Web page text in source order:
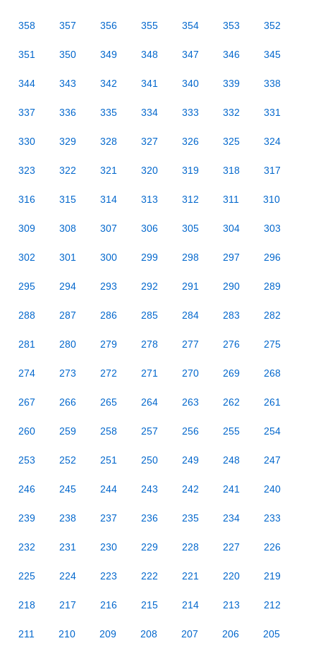
358 357 356 355 354 353 352
351 350 349 348 347 346 345
344 343 342 341 340 339 338
337 336 335 334 333 332 331
330 329 328 327 326 325 324
323 322 321 320 319 318 317
316 315 314 313 312 311 310
309 308 307 306 305 304 303
302 301 300 299 298 297 296
295 294 293 292 291 290 289
288 287 286 285 284 283 282
281 280 279 278 277 276 275
274 273 272 271 270 269 268
267 266 265 264 263 262 261
260 259 258 257 256 255 254
253 252 251 250 249 248 247
246 245 244 243 242 241 240
239 238 237 236 235 234 233
232 231 230 229 228 227 226
225 224 223 222 221 220 219
218 217 216 215 214 213 212
211 210 209 208 207 206 205